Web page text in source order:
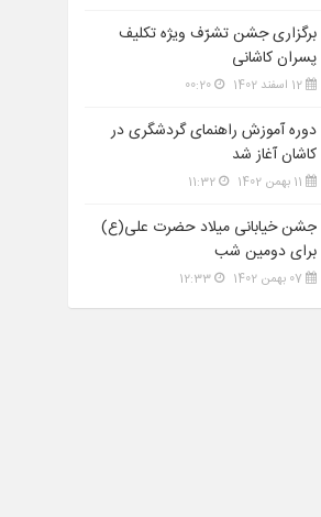
برگزاری جشن تشرّف ویژه تکلیف
پسران کاشانی
12 اسفند 1402 00:20
دوره آموزش راهنمای گردشگری در
کاشان آغاز شد
11:32
جشن خیابانی میلاد حضرت علی(ع)
برای دومین شب
12:33